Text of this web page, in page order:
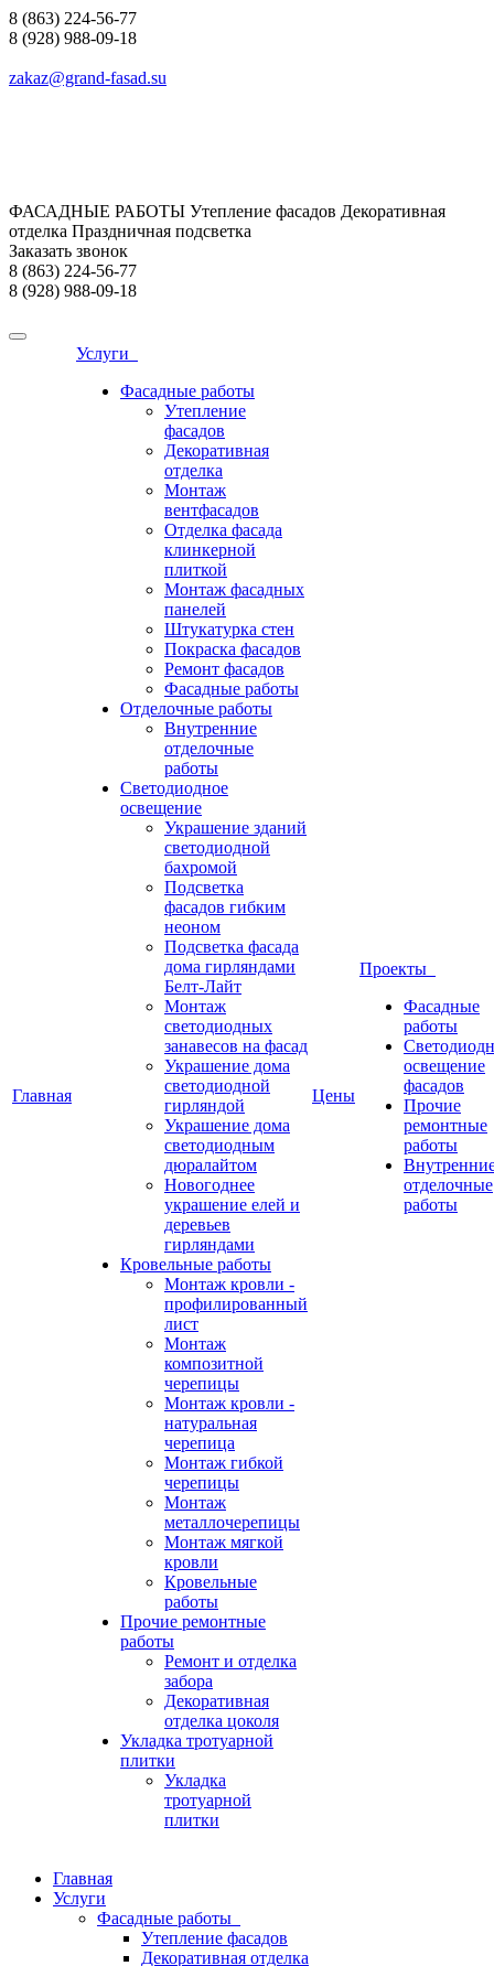
8 (863) 224-56-77
8 (928) 988-09-18
zakaz@grand-fasad.su
ФАСАДНЫЕ РАБОТЫ Утепление фасадов Декоративная
отделка Праздничная подсветка
Заказать звонок
8 (863) 224-56-77
8 (928) 988-09-18
Главная
Услуги
Фасадные работы
Утепление
фасадов
Декоративная
отделка
Монтаж
вентфасадов
Отделка фасада
клинкерной
плиткой
Монтаж фасадных
панелей
Штукатурка стен
Покраска фасадов
Ремонт фасадов
Фасадные работы
Отделочные работы
Внутренние
отделочные
работы
Светодиодное
освещение
Украшение зданий
светодиодной
бахромой
Подсветка
фасадов гибким
неоном
Подсветка фасада
дома гирляндами
Белт-Лайт
Монтаж
светодиодных
занавесов на фасад
Украшение дома
светодиодной
гирляндой
Украшение дома
светодиодным
дюралайтом
Новогоднее
украшение елей и
деревьев
гирляндами
Кровельные работы
Монтаж кровли -
профилированный
лист
Монтаж
композитной
черепицы
Монтаж кровли -
натуральная
черепица
Монтаж гибкой
черепицы
Монтаж
металлочерепицы
Монтаж мягкой
кровли
Кровельные
работы
Прочие ремонтные
работы
Ремонт и отделка
забора
Декоративная
отделка цоколя
Укладка тротуарной
плитки
Укладка
тротуарной
плитки
Цены
Проекты
Фасадные
работы
освещение
фасадов
Прочие
ремонтные
работы
отделочные
работы
Главная
Услуги
Фасадные работы
Утепление фасадов
Декоративная отделка